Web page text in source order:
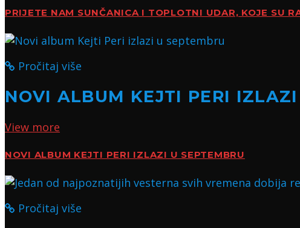
PRIJETE NAM SUNČANICA I TOPLOTNI UDAR, KOJE SU
Pročitaj više
NOVI ALBUM KEJTI PERI IZLAZI
View more
NOVI ALBUM KEJTI PERI IZLAZI U SEPTEMBRU
Pročitaj više